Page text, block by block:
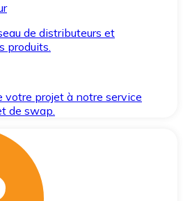
de distributeurs et
produits.
votre projet à notre service
de swap.